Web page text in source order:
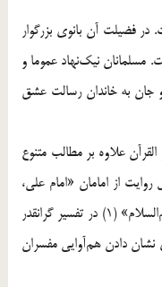
در فضيلت آن بانوى بزرگوار
مسلمانان نيك‌نهاد عموما و
جان به خاندان رسالت عشق
علاوه بر مطالب متنوع
از امامان «امام على،
امام حسن، امام حسين، على‌بن الحسين، ابوجعفر محمدبن على، جعفربن محمد الصادق، على‌بن موسى الرضاعليهم‌السلام‌» (1) در تفسير گرانقدر
نشان دادن هم‌آوايى مفسران